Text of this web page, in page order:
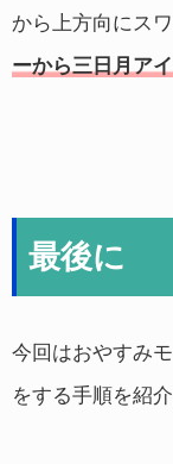
から上方向にス
ーから三日月ア
最後に
今回はおやすみ
をする手順を紹